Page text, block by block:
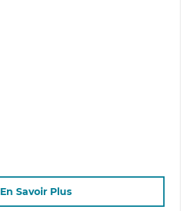
En Savoir Plus